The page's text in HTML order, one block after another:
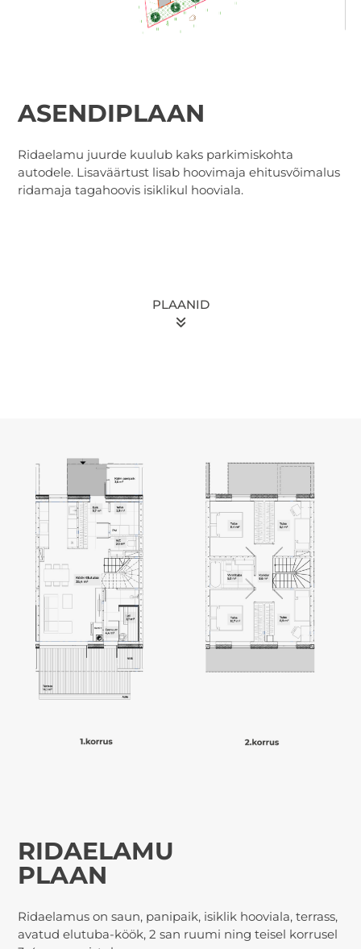
ASENDIPLAAN
Ridaelamu juurde kuulub kaks parkimiskohta
autodele. Lisaväärtust lisab hoovimaja ehitusvõimalus
ridamaja tagahoovis isiklikul hooviala.
PLAANID
RIDAELAMU
PLAAN
Ridaelamus on saun, panipaik, isiklik hooviala, terrass,
avatud elutuba-köök, 2 san ruumi ning teisel korrusel